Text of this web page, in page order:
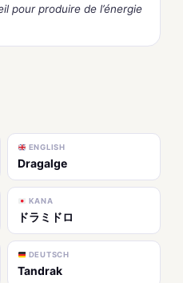
pour produire de l’énergie
ENGLISH
Dragalge
KANA
ドラミドロ
DEUTSCH
Tandrak